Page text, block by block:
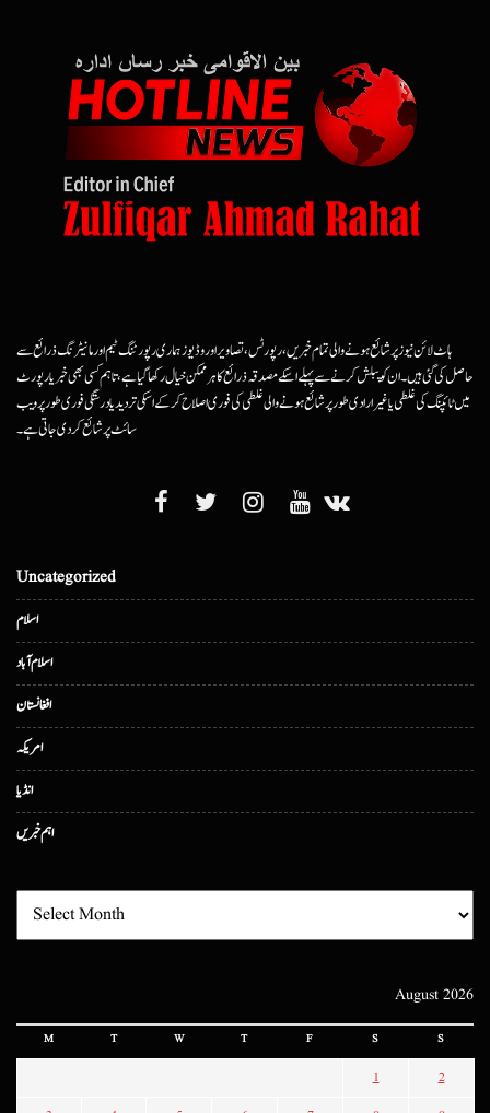
ہاٹ لائن نیوز پر شائع ہونے والی تمام خبریں، رپورٹس، تصاویر اور وڈیوز ہماری رپورٹنگ ٹیم اور مانیٹرنگ ذرائع سے
حاصل کی گئی ہیں۔ ان کو پبلش کرنے سے پہلے اسکے مصدقہ ذرائع کا ہرممکن خیال رکھا گیا ہے، تاہم کسی بھی خبر یا رپورٹ
میں ٹائپنگ کی غلطی یا غیرارادی طور پر شائع ہونے والی غلطی کی فوری اصلاح کرکے اسکی تردید یا درستگی فوری طور پر ویب
سائٹ پر شائع کردی جاتی ہے۔
Uncategorized
اسلام
اسلام آباد
افغانستان
امریکہ
انڈیا
اہم خبریں
August 2026
M T W T F S S
1 2